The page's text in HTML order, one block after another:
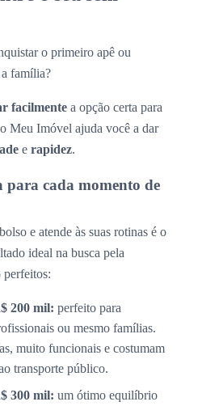
o primeiro apê ou
a família?
facilmente a opção certa para
Meu Imóvel ajuda você a dar
e rapidez.
para cada momento de
e atende às suas rotinas é o
ideal na busca pela
perfeitos:
200 mil: perfeito para
ou mesmo famílias.
muito funcionais e costumam
transporte público.
300 mil: um ótimo equilíbrio